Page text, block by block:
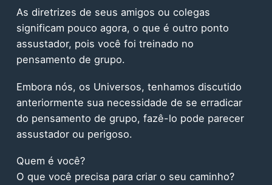
As diretrizes de seus amigos ou colegas
significam pouco agora, o que é outro ponto
assustador, pois você foi treinado no
pensamento de grupo.
Embora nós, os Universos, tenhamos discutido
anteriormente sua necessidade de se erradicar
do pensamento de grupo, fazê-lo pode parecer
assustador ou perigoso.
Quem é você?
O que você precisa para criar o seu caminho?